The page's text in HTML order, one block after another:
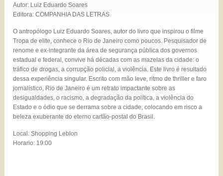
Autor: Luiz Eduardo Soares
Editora: COMPANHIA DAS LETRAS
O antropólogo Luiz Eduardo Soares, autor do livro que inspirou o filme
Tropa de elite, conhece o Rio de Janeiro como poucos. Pesquisador de
renome e ex-integrante da área de segurança pública dos governos
estadual e federal, convive há décadas com as mazelas da cidade: o
tráfico de drogas, a corrupção policial, a violência. Este livro é resultado
dessa experiência singular. Escrito com mão leve, ritmo de thriller e faro
jornalístico, Rio de Janeiro é um retrato impactante sobre as
desigualdades, o racismo, a degradação da política, a violência do
Estado e o ódio que se derrama sobre a cidade, colocando em risco a
beleza exuberante do eterno cartão-postal do Brasil.
Local: Shopping Leblon
Horario: 19:00